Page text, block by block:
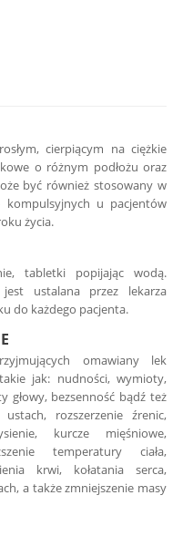
cierpiącym na ciężkie
o różnym podłożu oraz
być również stosowany w
kompulsyjnych u pacjentów
życia.
tabletki popijając wodą.
jest ustalana przez lekarza
do każdego pacjenta.
omawiany lek
jak: nudności, wymioty,
głowy, bezsenność bądź też
rozszerzenie źrenic,
kurcze mięśniowe,
temperatury ciała,
krwi, kołatania serca,
a także zmniejszenie masy